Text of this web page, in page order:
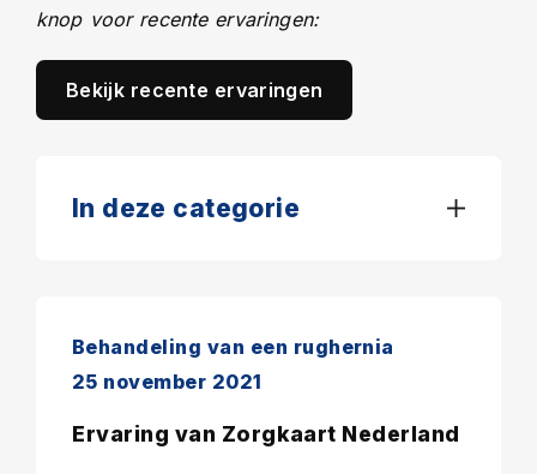
knop voor recente ervaringen:
Bekijk recente ervaringen
In deze categorie
Behandeling van een rughernia
25 november 2021
Ervaring van Zorgkaart Nederland